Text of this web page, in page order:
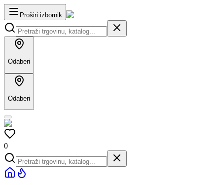
Proširi izbornik
Odaberi
Odaberi
0